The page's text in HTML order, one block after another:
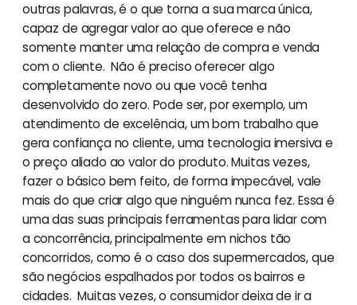
outras palavras, é o que torna a sua marca única,
capaz de agregar valor ao que oferece e não
somente manter uma relação de compra e venda
com o cliente. Não é preciso oferecer algo
completamente novo ou que você tenha
desenvolvido do zero. Pode ser, por exemplo, um
atendimento de excelência, um bom trabalho que
gera confiança no cliente, uma tecnologia imersiva e
o preço aliado ao valor do produto. Muitas vezes,
fazer o básico bem feito, de forma impecável, vale
mais do que criar algo que ninguém nunca fez. Essa é
uma das suas principais ferramentas para lidar com
a concorrência, principalmente em nichos tão
concorridos, como é o caso dos supermercados, que
são negócios espalhados por todos os bairros e
cidades. Muitas vezes, o consumidor deixa de ir a